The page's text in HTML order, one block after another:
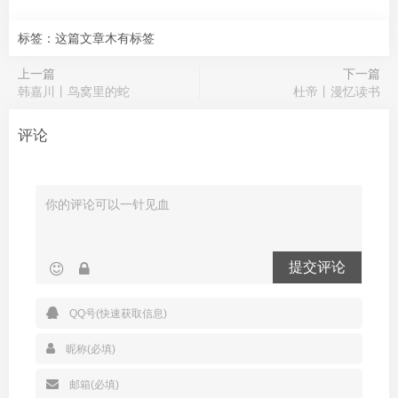
标签：这篇文章木有标签
上一篇
韩嘉川丨鸟窝里的蛇
下一篇
杜帝丨漫忆读书
评论
提交评论